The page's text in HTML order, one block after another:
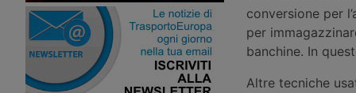
conversione per
per
banchine. In
Altre tecniche